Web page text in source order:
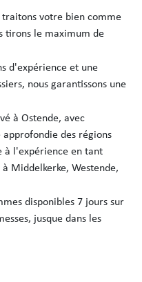
traitons votre bien comme
tirons le maximum de
d'expérience et une
nous garantissons une
à Ostende, avec
des régions
à l'expérience en tant
Middelkerke, Westende,
disponibles 7 jours sur
jusque dans les